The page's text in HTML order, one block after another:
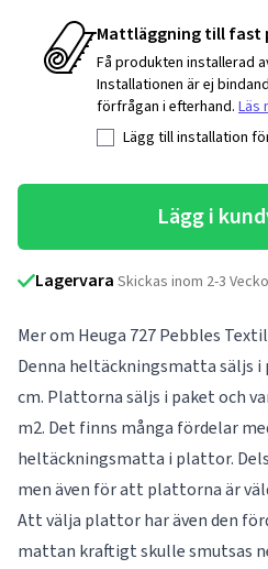
Mattläggning till fast
Få produkten installerad
Installationen är ej
förfrågan i efterhand. Läs
Lägg till installation
Lägg i
Lagervara Skickas inom 2-3
Mer om Heuga 727 Pebbles
Denna heltäckningsmatta säljs
cm. Plattorna säljs i paket och
m2. Det finns många fördelar
heltäckningsmatta i plattor.
men även för att plattorna är
Att välja plattor har även den
mattan kraftigt skulle smutsas